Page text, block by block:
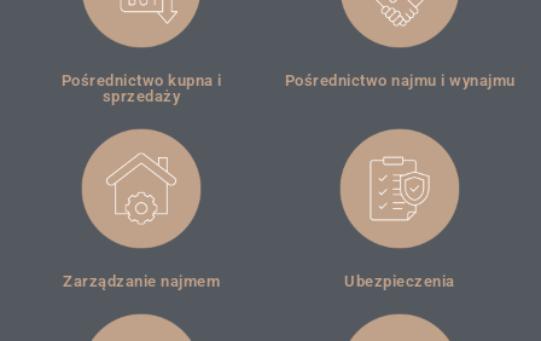
Pośrednictwo kupna i
sprzedaży
Pośrednictwo najmu i wynajmu
Zarządzanie najmem Ubezpieczenia